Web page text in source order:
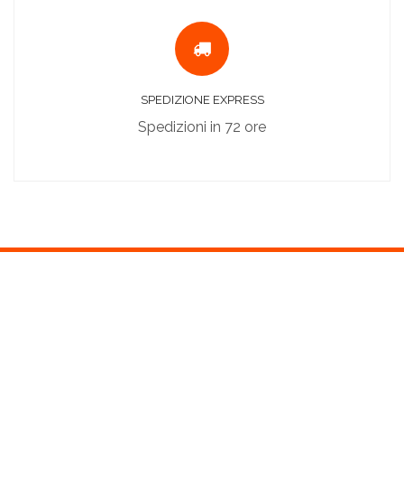
SPEDIZIONE EXPRESS
Spedizioni in 72 ore